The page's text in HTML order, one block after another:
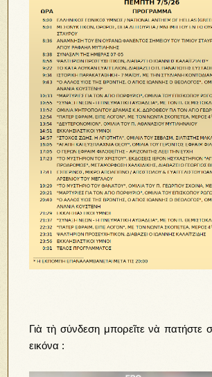
Γιὰ τὴ σύνδεση μπορεῖτε νὰ πατήστε
εικόνα :